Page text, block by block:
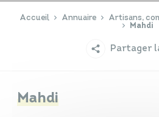
Accueil Annuaire
Artisans,
Mahdi
Partager
Mahdi